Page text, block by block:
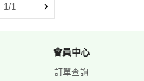
1/1
會員中心
訂單查詢